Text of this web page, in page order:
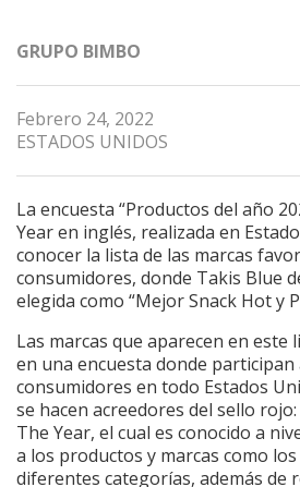
GRUPO BIMBO
Febrero 24, 2022
ESTADOS UNIDOS
La encuesta “Productos del año
Year en inglés, realizada en
conocer la lista de las marcas
consumidores, donde Takis Blue
elegida como “Mejor Snack Hot y
Las marcas que aparecen en este
en una encuesta donde participan
consumidores en todo Estados
se hacen acreedores del sello
The Year, el cual es conocido a
a los productos y marcas como
diferentes categorías, además de